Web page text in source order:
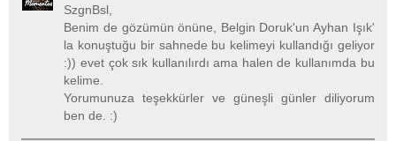
SzgnBsl,
Benim de gözümün önüne, Belgin Doruk'un Ayhan Işık'
la konuştuğu bir sahnede bu kelimeyi kullandığı geliyor
:)) evet çok sık kullanılırdı ama halen de kullanımda bu
kelime.
Yorumunuza teşekkürler ve güneşli günler diliyorum
ben de. :)